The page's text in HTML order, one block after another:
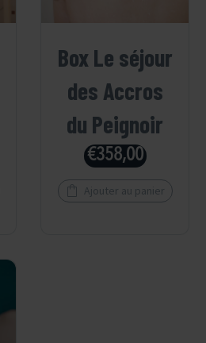
Box Le séjour
des Accros
du Peignoir
€358,00
Ajouter au panier